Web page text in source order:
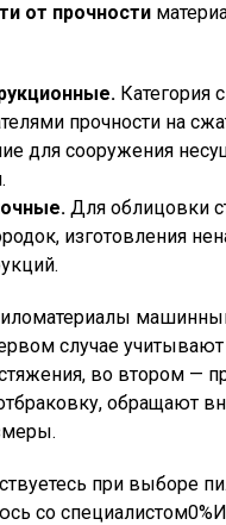
от прочности
Категория
прочности на
для сооружения
Для облицовки
изготовления
случае учитывают
во втором —
обращают
при выборе
со